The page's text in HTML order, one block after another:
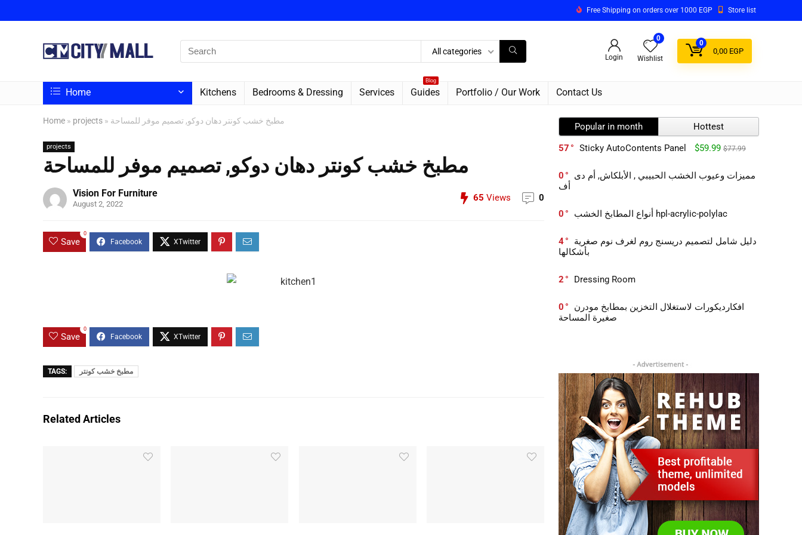
Free Shipping on orders over 1000 EGP Store list
All categories
Login
0
Wishlist
0
0,00 EGP
Home Kitchens Bedrooms & Dressing Services
Blog
Guides Portfolio / Our Work Contact Us
Home » projects » مطبخ خشب كونتر دهان دوكو, تصميم موفر للمساحة
projects
مطبخ خشب كونتر دهان دوكو, تصميم موفر للمساحة
Vision For Furniture
August 2, 2022
65 Views 0
Save
0
Save
0
TAGS: مطبخ خشب كونتر
Related Articles
Popular in month
Hottest
57
Sticky AutoContents Panel $59.99 $77.99
0
مميزات وعيوب الخشب الحبيبي , الأبلكاش, أم دى
أف
0 أنواع المطابخ الخشب hpl-acrylic-polylac
4
دليل شامل لتصميم دريسنج روم لغرف نوم صغرية
بأشكالها
2 Dressing Room
0
افكارديكورات لاستغلال التخزين بمطابخ مودرن
صغيرة المساحة